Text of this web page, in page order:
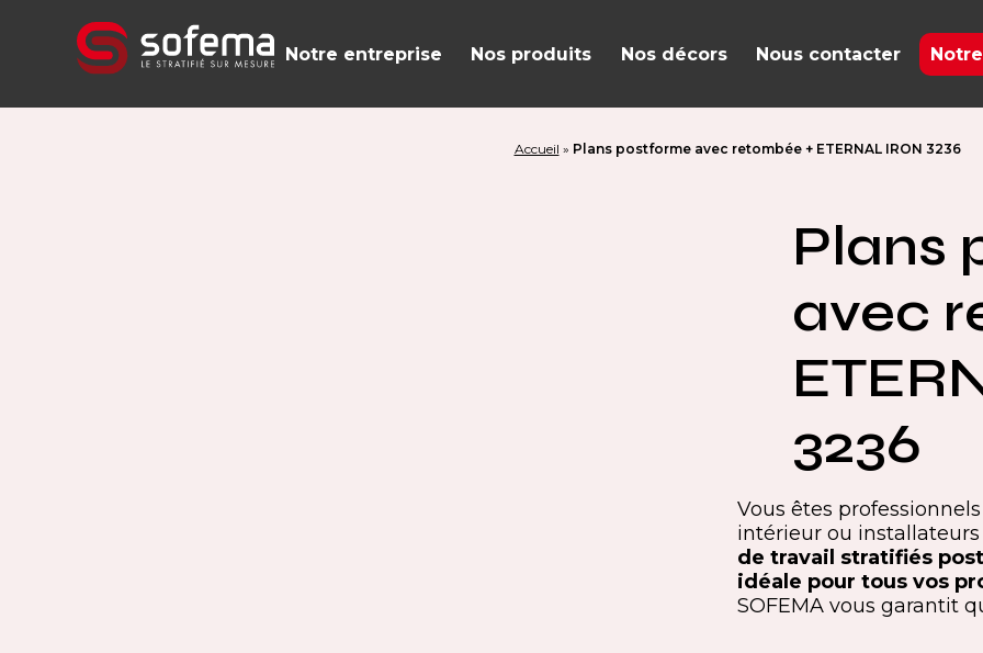
Notre entreprise Nos produits Nos décors Nous contacter
Accueil » Plans postforme avec retombée + ETERNAL IRON 3236
Plans
avec
3236
Vous êtes
intérieur ou
de travail stratifiés
idéale pour tous vos
SOFEMA vous garantit